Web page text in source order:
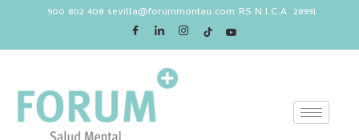
900 802 408 sevilla@forummontau.com RS N.I.C.A. 28991